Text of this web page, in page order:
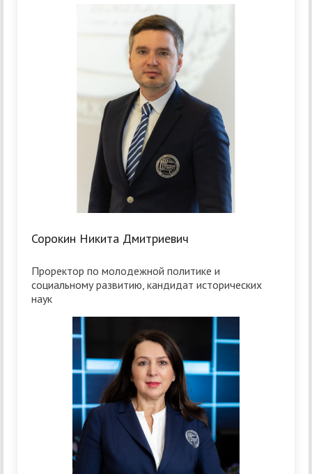
Сорокин Никита Дмитриевич
Проректор по молодежной политике и
социальному развитию, кандидат исторических
наук